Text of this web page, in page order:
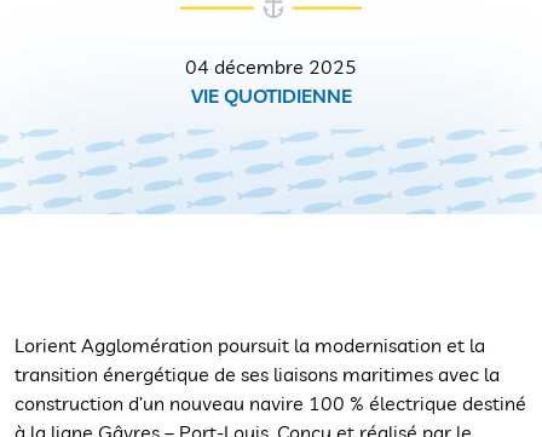
04 décembre 2025
VIE QUOTIDIENNE
Lorient Agglomération poursuit la modernisation et la
transition énergétique de ses liaisons maritimes avec la
construction d’un nouveau navire 100 % électrique destiné